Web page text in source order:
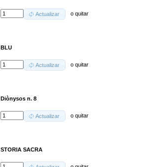
Actualizar oquitar
BLU
Actualizar oquitar
Diònysos n. 8
Actualizar oquitar
STORIA SACRA